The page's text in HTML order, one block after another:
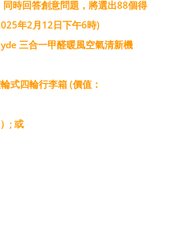
時回答創意問題，將選出88個得
年2月12日下午6時)
三合一甲醛暖風空氣清新機
式四輪行李箱 (價值：
; 或